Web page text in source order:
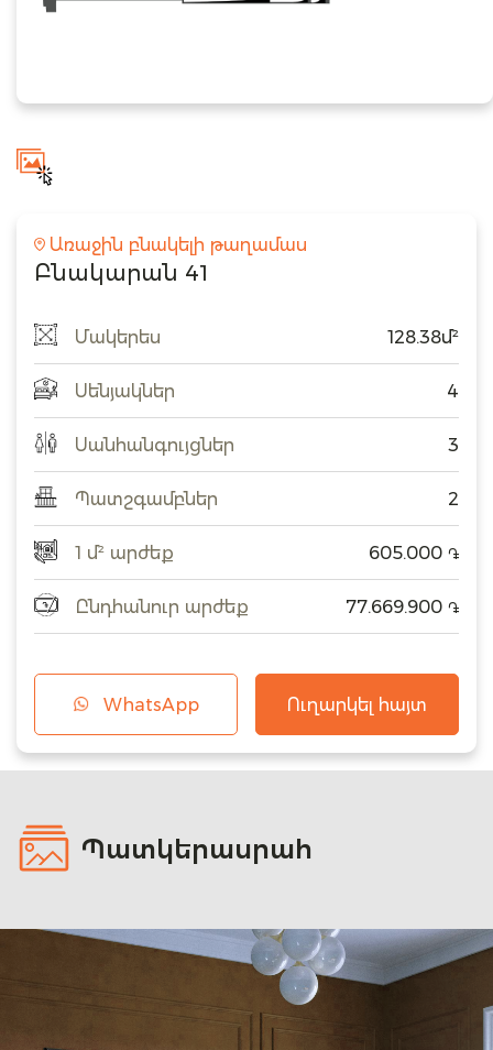
Առաջին բնակելի թաղամաս
Բնակարան 41
Մակերես 128.38մ²
Սենյակներ 4
Սանհանգույցներ 3
Պատշգամբներ 2
1 մ² արժեք 605.000 ֏
Ընդհանուր արժեք 77.669.900 ֏
WhatsApp Ուղարկել հայտ
Պատկերասրահ